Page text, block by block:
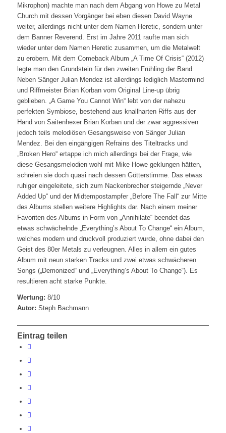
Mikrophon) machte man nach dem Abgang von Howe zu Metal
Church mit dessen Vorgänger bei eben diesen David Wayne
weiter, allerdings nicht unter dem Namen Heretic, sondern unter
dem Banner Reverend. Erst im Jahre 2011 raufte man sich
wieder unter dem Namen Heretic zusammen, um die Metalwelt
zu erobern. Mit dem Comeback Album „A Time Of Crisis“ (2012)
legte man den Grundstein für den zweiten Frühling der Band.
Neben Sänger Julian Mendez ist allerdings lediglich Mastermind
und Riffmeister Brian Korban vom Original Line-up übrig
geblieben. „A Game You Cannot Win“ lebt von der nahezu
perfekten Symbiose, bestehend aus knallharten Riffs aus der
Hand von Saitenhexer Brian Korban und der zwar aggressiven
jedoch teils melodiösen Gesangsweise von Sänger Julian
Mendez. Bei den eingängigen Refrains des Titeltracks und
„Broken Hero“ ertappe ich mich allerdings bei der Frage, wie
diese Gesangsmelodien wohl mit Mike Howe geklungen hätten,
schreien sie doch quasi nach dessen Götterstimme. Das etwas
ruhiger eingeleitete, sich zum Nackenbrecher steigernde „Never
Added Up“ und der Midtempostampfer „Before The Fall“ zur Mitte
des Albums stellen weitere Highlights dar. Nach einem meiner
Favoriten des Albums in Form von „Annihilate“ beendet das
etwas schwächelnde „Everything’s About To Change“ ein Album,
welches modern und druckvoll produziert wurde, ohne dabei den
Geist des 80er Metals zu verleugnen. Alles in allem ein gutes
Album mit neun starken Tracks und zwei etwas schwächeren
Songs („Demonized“ und „Everything’s About To Change“). Es
resultieren acht starke Punkte.
Wertung: 8/10
Autor: Steph Bachmann
Eintrag teilen